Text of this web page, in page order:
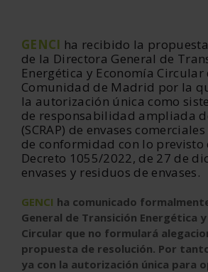
GENCI ha recibido la
de la Directora General de
Energética y Economía Circular
Comunidad de Madrid por la
la autorización única como
de responsabilidad ampliada
(SCRAP) de envases
de conformidad con lo previsto
Decreto 1055/2022, de 27 de
envases y residuos de envases.
GENCI ha comunicado
General de Transición Energética
Circular que no formulará
propuesta de resolución. Por
ya con la autorización única para